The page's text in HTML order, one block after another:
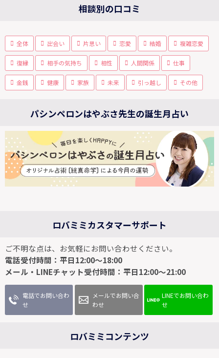
相談別の口コミ
全体 出会い 片思い 恋愛 結婚 複雑恋愛
復縁 相手の気持ち 相性 人間関係 仕事
金銭 健康 家族 未来 引っ越し その他
パシンペロンはやぶさ先生の誕生月占い
ロバミミカスタマーサポート
ご不明な点は、お気軽にお問い合わせください。
電話受付時間：平日12:00～18:00
メール・LINEチャット受付時間：平日12:00～21:00
電話でお問い合わ
せ
メールでお問い合
わせ
LINEでお問い合わ
せ
ロバミミコンテンツ